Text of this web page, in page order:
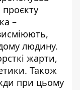
–
людину.
жарти,
Також
при цьому